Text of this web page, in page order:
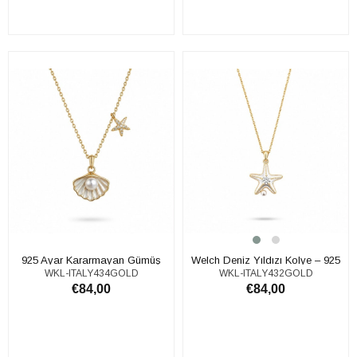
925 Ayar Kararmayan Gümüş
Deniz Kabuğu İnci Kolye
WKL-ITALY434GOLD
€84,00
Welch Deniz Yıldızı Kolye – 925
Gümüş Gold Kaplama
WKL-ITALY432GOLD
€84,00